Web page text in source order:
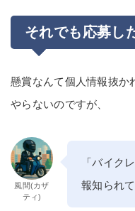
それでも応募し
懸賞なんて個人情報抜か
やらないのですが、
風間(カザ
ティ)
「バイク
報知られ